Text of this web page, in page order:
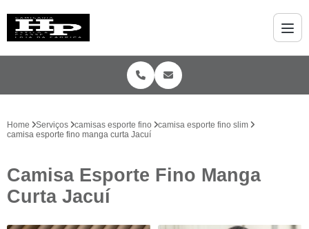
Home Serviços camisas esporte fino
camisa esporte fino slim
camisa esporte fino manga curta Jacuí
Camisa Esporte Fino Manga
Curta Jacuí